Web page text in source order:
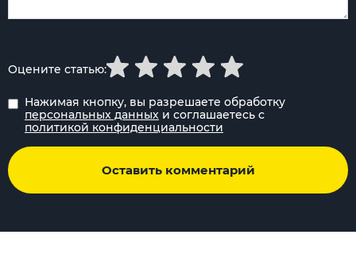
Нажимая кнопку, вы разрешаете обработку
персональных данных и соглашаетесь с
политикой конфиденциальности
Оставить комментарий
Оцените статью: